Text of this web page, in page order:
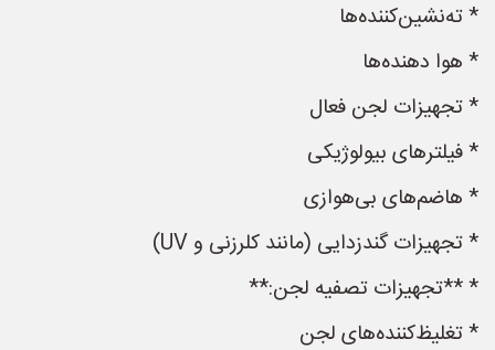
* ته‌نشین‌کننده‌ها
* هوا دهنده‌ها
* تجهیزات لجن فعال
* فیلترهای بیولوژیکی
* هاضم‌های بی‌هوازی
* تجهیزات گندزدایی (مانند کلرزنی و UV)
* **تجهیزات تصفیه لجن:**
* تغلیظ‌کننده‌های لجن